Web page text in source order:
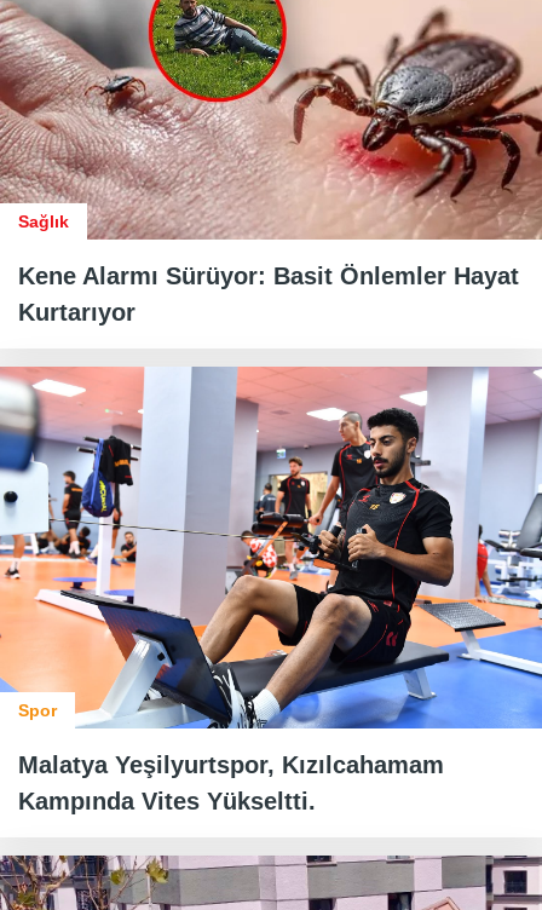
Sağlık
Kene Alarmı Sürüyor: Basit Önlemler Hayat
Kurtarıyor
Spor
Malatya Yeşilyurtspor, Kızılcahamam
Kampında Vites Yükseltti.